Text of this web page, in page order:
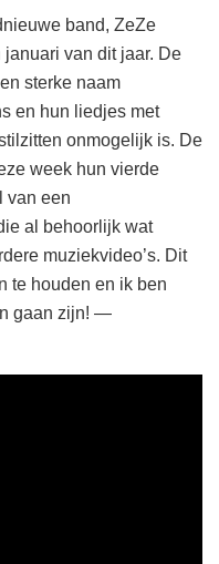
band, ZeZe
van dit jaar. De
sterke naam
en hun liedjes met
onmogelijk is. De
week hun vierde
van een
al behoorlijk wat
muziekvideo’s. Dit
te houden en ik ben
gaan zijn! —